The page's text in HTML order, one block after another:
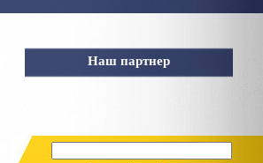
Наш партнер